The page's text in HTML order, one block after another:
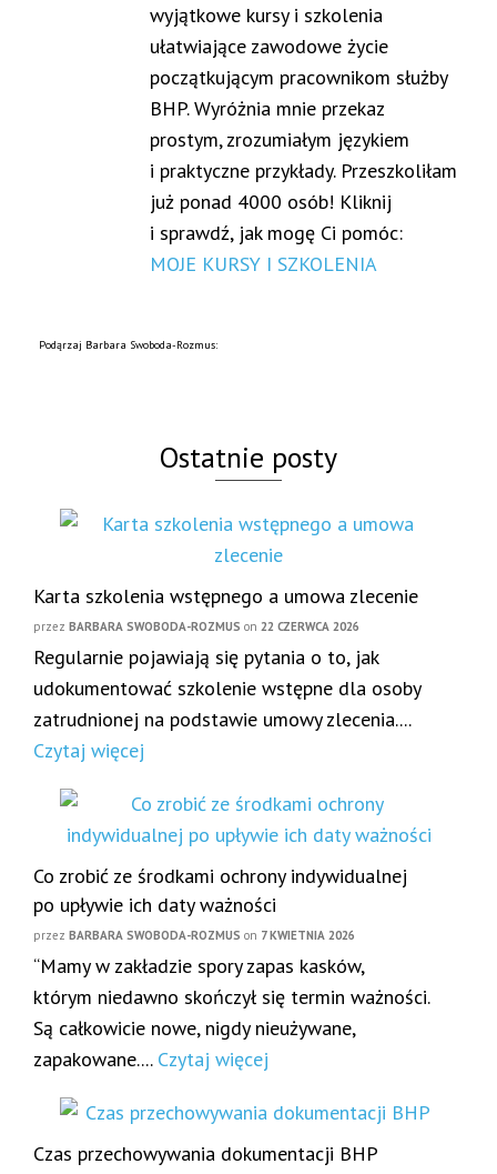
Podąrzaj Barbara Swoboda-Rozmus:
wyjątkowe kursy i szkolenia
ułatwiające zawodowe życie
początkującym pracownikom służby
BHP. Wyróżnia mnie przekaz
prostym, zrozumiałym językiem
i praktyczne przykłady. Przeszkoliłam
już ponad 4000 osób! Kliknij
i sprawdź, jak mogę Ci pomóc:
MOJE KURSY I SZKOLENIA
Ostatnie posty
Karta szkolenia wstępnego a umowa zlecenie
przez BARBARA SWOBODA-ROZMUS on 22 CZERWCA 2026
Regularnie pojawiają się pytania o to, jak
udokumentować szkolenie wstępne dla osoby
zatrudnionej na podstawie umowy zlecenia....
Czytaj więcej
Co zrobić ze środkami ochrony indywidualnej
po upływie ich daty ważności
przez BARBARA SWOBODA-ROZMUS on 7 KWIETNIA 2026
“Mamy w zakładzie spory zapas kasków,
którym niedawno skończył się termin ważności.
Są całkowicie nowe, nigdy nieużywane,
zapakowane.... Czytaj więcej
Czas przechowywania dokumentacji BHP